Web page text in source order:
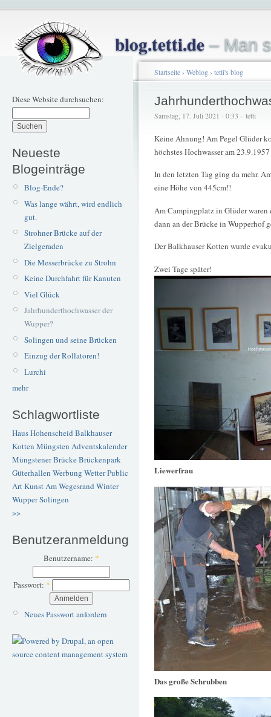
blog.tetti.de– Man
Diese Website durchsuchen:
Neueste
Blogeinträge
Blog-Ende?
Was lange währt, wird endlich
gut.
Strohner Brücke auf der
Zielgeraden
Die Messerbrücke zu Strohn
Keine Durchfahrt für Kanuten
Viel Glück
Jahrhunderthochwasser der
Wupper?
Solingen und seine Brücken
Einzug der Rollatoren!
Lurchi
mehr
Schlagwortliste
Haus Hohenscheid Balkhauser
Kotten Müngsten Adventskalender
Müngstener BrückeBrückenpark
Güterhallen Werbung WetterPublic
ArtKunstAm Wegesrand Winter
WupperSolingen
>>
Benutzeranmeldung
Benutzername: *
Passwort: *
Neues Passwort anfordern
Startseite› Weblog› tetti's blog
Samstag, 17. Juli 2021 - 0:33 – tetti
Keine Ahnung! Am Pegel Glüder
höchstes Hochwasser am
In den letzten Tag ging da mehr.
eine Höhe von 445cm!!
Am Campingplatz in Glüder
dann an der Brücke in Wupperhof
Der Balkhauser Kotten wurde
Zwei Tage später!
Liewerfrau
Das große Schrubben